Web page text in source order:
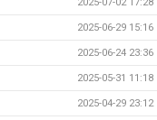
2025-06-29 15:16
2025-06-24 23:36
2025-05-31 11:18
2025-04-29 23:12